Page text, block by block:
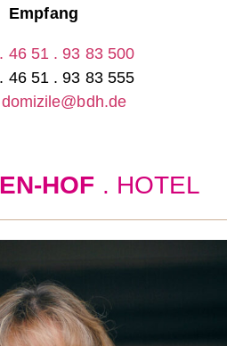
Empfang
46 51 . 93 83 500
46 51 . 93 83 555
HOF . HOTEL